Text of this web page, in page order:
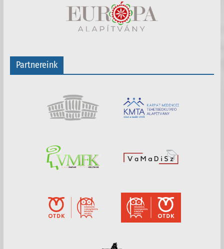
Partnereink